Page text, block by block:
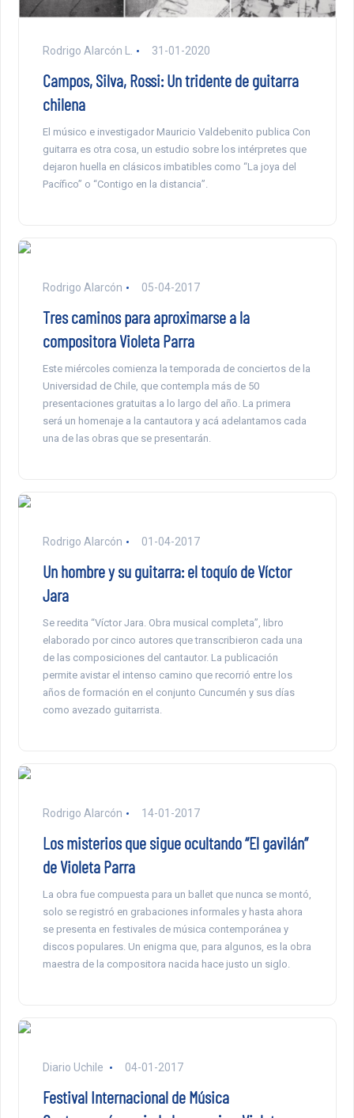
Rodrigo Alarcón L. 31-01-2020
Campos, Silva, Rossi: Un tridente de guitarra
chilena
El músico e investigador Mauricio Valdebenito publica Con
guitarra es otra cosa, un estudio sobre los intérpretes que
dejaron huella en clásicos imbatibles como “La joya del
Pacífico” o “Contigo en la distancia”.
Rodrigo Alarcón 05-04-2017
Tres caminos para aproximarse a la
compositora Violeta Parra
Este miércoles comienza la temporada de conciertos de la
Universidad de Chile, que contempla más de 50
presentaciones gratuitas a lo largo del año. La primera
será un homenaje a la cantautora y acá adelantamos cada
una de las obras que se presentarán.
Rodrigo Alarcón 01-04-2017
Un hombre y su guitarra: el toquío de Víctor
Jara
Se reedita “Víctor Jara. Obra musical completa”, libro
elaborado por cinco autores que transcribieron cada una
de las composiciones del cantautor. La publicación
permite avistar el intenso camino que recorrió entre los
años de formación en el conjunto Cuncumén y sus días
como avezado guitarrista.
Rodrigo Alarcón 14-01-2017
Los misterios que sigue ocultando “El gavilán”
de Violeta Parra
La obra fue compuesta para un ballet que nunca se montó,
solo se registró en grabaciones informales y hasta ahora
se presenta en festivales de música contemporánea y
discos populares. Un enigma que, para algunos, es la obra
maestra de la compositora nacida hace justo un siglo.
Diario Uchile 04-01-2017
Festival Internacional de Música